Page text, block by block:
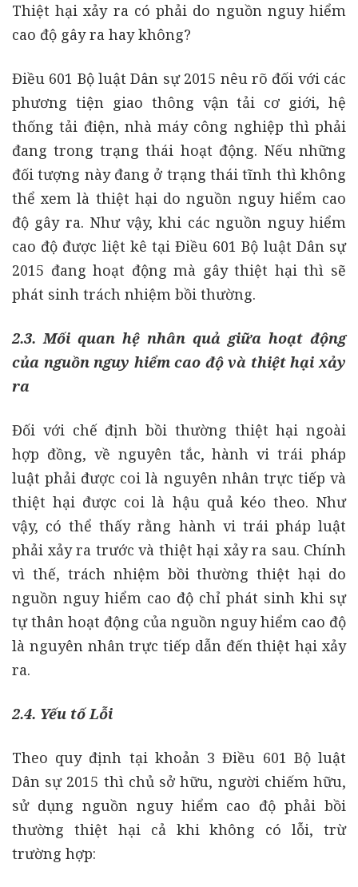
Thiệt hại xảy ra có phải do nguồn nguy hiểm
cao độ gây ra hay không?
Điều 601 Bộ luật Dân sự 2015 nêu rõ đối với các
phương tiện giao thông vận tải cơ giới, hệ
thống tải điện, nhà máy công nghiệp thì phải
đang trong trạng thái hoạt động. Nếu những
đối tượng này đang ở trạng thái tĩnh thì không
thể xem là thiệt hại do nguồn nguy hiểm cao
độ gây ra. Như vậy, khi các nguồn nguy hiểm
cao độ được liệt kê tại Điều 601 Bộ luật Dân sự
2015 đang hoạt động mà gây thiệt hại thì sẽ
phát sinh trách nhiệm bồi thường.
2.3. Mối quan hệ nhân quả giữa hoạt động
của nguồn nguy hiểm cao độ và thiệt hại xảy
ra
Đối với chế định bồi thường thiệt hại ngoài
hợp đồng, về nguyên tắc, hành vi trái pháp
luật phải được coi là nguyên nhân trực tiếp và
thiệt hại được coi là hậu quả kéo theo. Như
vậy, có thể thấy rằng hành vi trái pháp luật
phải xảy ra trước và thiệt hại xảy ra sau. Chính
vì thế, trách nhiệm bồi thường thiệt hại do
nguồn nguy hiểm cao độ chỉ phát sinh khi sự
tự thân hoạt động của nguồn nguy hiểm cao độ
là nguyên nhân trực tiếp dẫn đến thiệt hại xảy
ra.
2.4. Yếu tốLỗi
Theo quy định tại khoản 3 Điều 601 Bộ luật
Dân sự 2015 thì chủ sở hữu, người chiếm hữu,
sử dụng nguồn nguy hiểm cao độ phải bồi
thường thiệt hại cả khi không có lỗi, trừ
trường hợp: